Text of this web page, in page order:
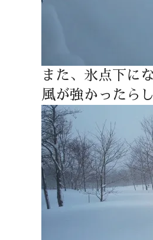
また、氷点下に
風が強かったら